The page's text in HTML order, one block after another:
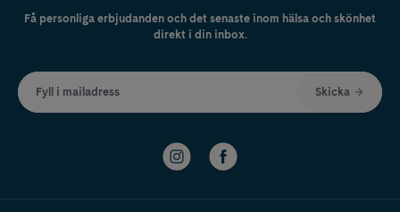
Få personliga erbjudanden och det senaste inom hälsa och skönhet
direkt i din inbox.
Fyll i mailadress Skicka